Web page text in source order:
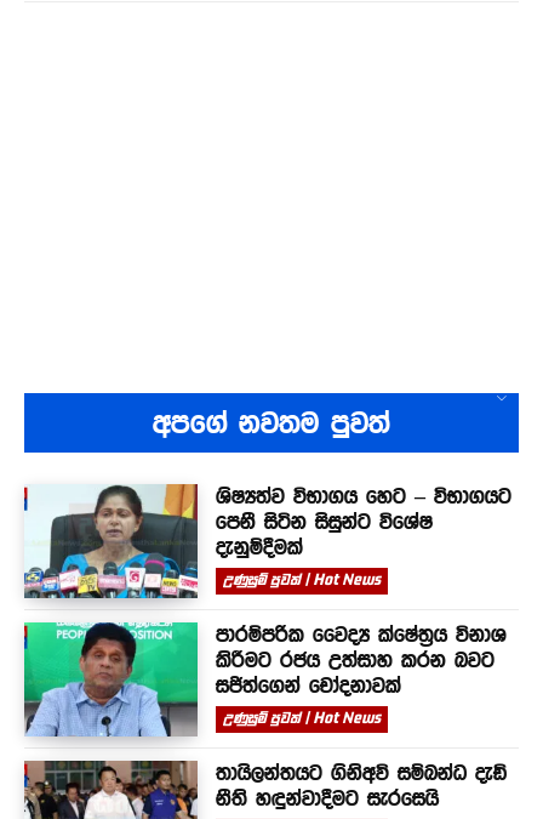
අපගේ නවතම පුවත්
ශිෂ්‍යත්ව විභාගය හෙට – විභාගයට
පෙනී සිටින සිසුන්ට විශේෂ
දැනුම්දීමක්
උණුසුම් පුවත් | Hot News
පාරම්පරික වෛද්‍ය ක්ෂේත්‍රය විනාශ
කිරීමට රජය උත්සාහ කරන බවට
සජිත්ගෙන් චෝදනාවක්
උණුසුම් පුවත් | Hot News
තායිලන්තයට ගිනිඅවි සම්බන්ධ දැඩි
නීති හඳුන්වාදීමට සැරසෙයි